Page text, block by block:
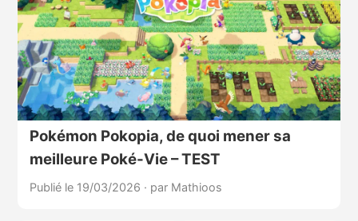
Pokémon Pokopia, de quoi mener sa
meilleure Poké-Vie – TEST
Publié le 19/03/2026 · par Mathioos